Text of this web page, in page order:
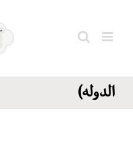
محمدعلی
الدوله)